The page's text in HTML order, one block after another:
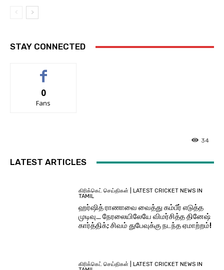
STAY CONNECTED
0
Fans
34
LATEST ARTICLES
கிரிக்கெட் செய்திகள் | LATEST CRICKET NEWS IN
TAMIL
ஹர்ஷித் ராணாவை வைத்து கம்பீர் எடுத்த
முடிவு… நேரலையிலேயே விமர்சித்த தினேஷ்
கார்த்திக்; சிவம் துபேவுக்கு நடந்த ஏமாற்றம்!
கிரிக்கெட் செய்திகள் | LATEST CRICKET NEWS IN